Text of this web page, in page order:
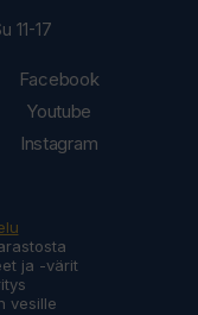
11-17
Facebook
Youtube
Instagram
ja -värit
vesille